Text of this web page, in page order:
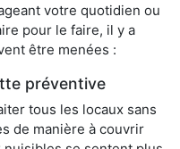
votre quotidien ou
pour le faire, il y a
être menées :
préventive
tous les locaux sans
de manière à couvrir